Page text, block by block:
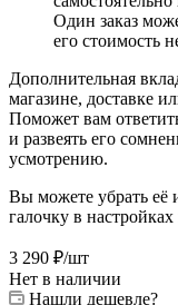
Один заказ
его стоимость
Дополнительная
магазине, доставке
Поможет вам
и развеять его
усмотрению.
Вы можете убрать её
галочку в
3 290 ₽/шт
Нет в наличии
Нашли дешевле?